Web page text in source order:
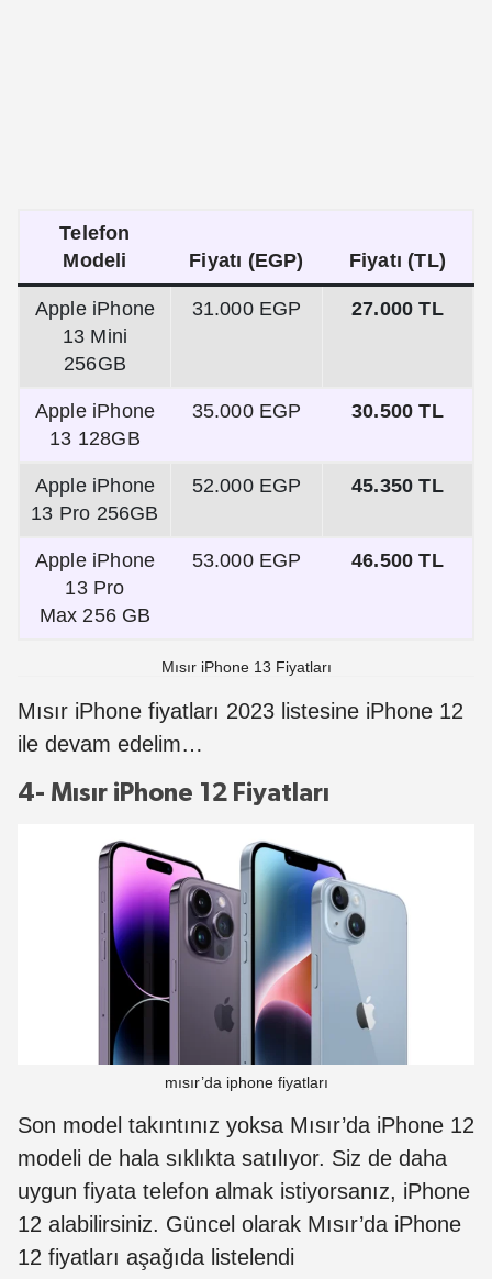
Telefon
Modeli
Fiyatı (EGP) Fiyatı (TL)
Apple iPhone
13 Mini
256GB
31.000 EGP 27.000 TL
Apple iPhone
13 128GB
35.000 EGP 30.500 TL
Apple iPhone
13 Pro 256GB
52.000 EGP 45.350 TL
Apple iPhone
13 Pro
Max 256 GB
53.000 EGP 46.500 TL
Mısır iPhone 13 Fiyatları
Mısır iPhone fiyatları 2023 listesine iPhone 12
ile devam edelim…
4- Mısır iPhone 12 Fiyatları
mısır’da iphone fiyatları
Son model takıntınız yoksa Mısır’da iPhone 12
modeli de hala sıklıkta satılıyor. Siz de daha
uygun fiyata telefon almak istiyorsanız, iPhone
12 alabilirsiniz. Güncel olarak Mısır’da iPhone
12 fiyatları aşağıda listelendi